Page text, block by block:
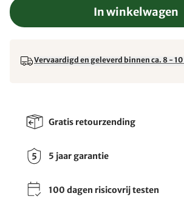
In winkelwagen
Vervaardigd en geleverd binnen ca. 8 - 10
Gratis retourzending
5 jaar garantie
100 dagen risicovrij testen